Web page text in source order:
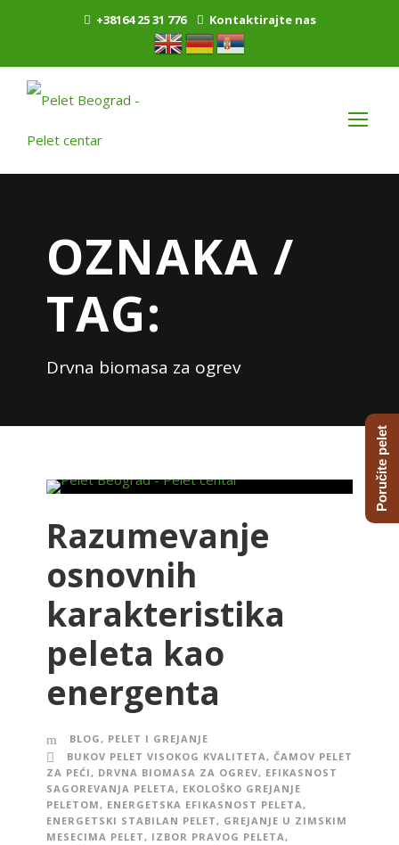
+38164 25 31 776 Kontaktirajte nas
OZNAKA /
TAG:
Drvna biomasa za ogrev
Razumevanje
osnovnih
karakteristika
peleta kao
energenta
BLOG, PELET I GREJANJE
BUKOV PELET VISOKOG KVALITETA, ČAMOV PELET
ZA PEĆI, DRVNA BIOMASA ZA OGREV, EFIKASNOST
SAGOREVANJA PELETA, EKOLOŠKO GREJANJE
PELETOM, ENERGETSKA EFIKASNOST PELETA,
ENERGETSKI STABILAN PELET, GREJANJE U ZIMSKIM
MESECIMA PELET, IZBOR PRAVOG PELETA,
Poručite pelet